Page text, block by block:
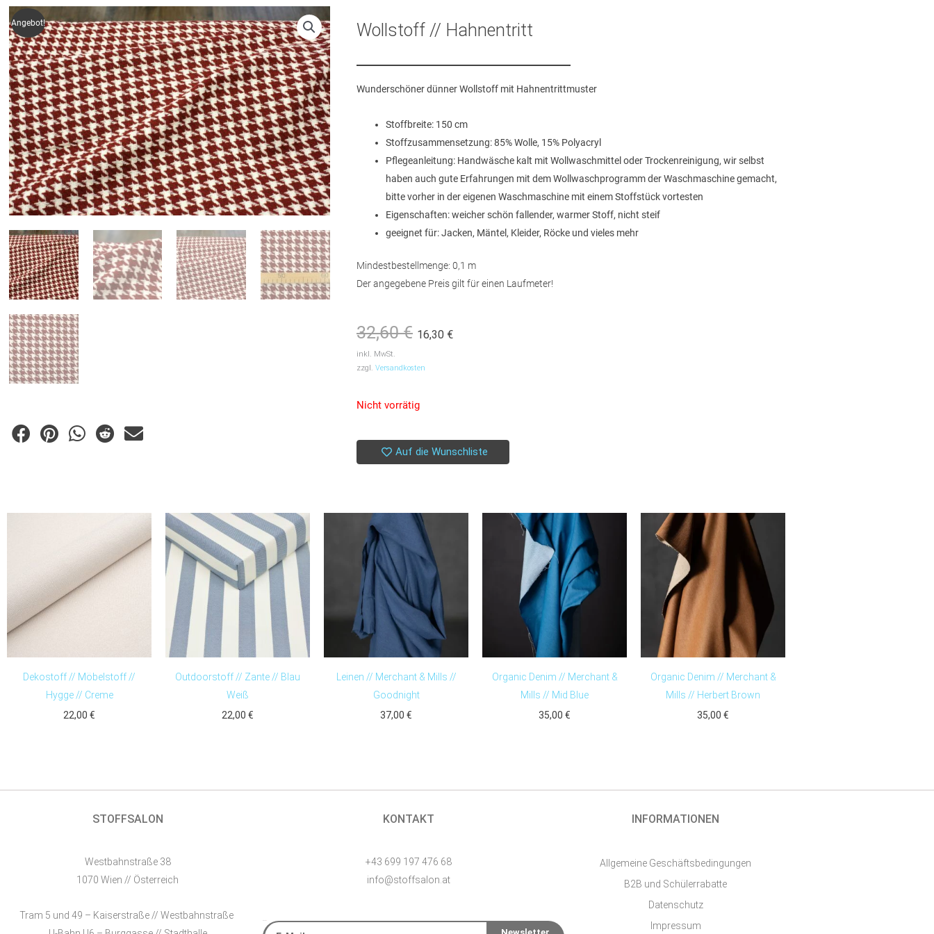
Angebot! Wollstoff // Hahnentritt
Wunderschöner dünner Wollstoff mit Hahnentrittmuster
Stoffbreite: 150 cm
Stoffzusammensetzung: 85% Wolle, 15% Polyacryl
Pflegeanleitung: Handwäsche kalt mit Wollwaschmittel oder Trockenreinigung, wir selbst
haben auch gute Erfahrungen mit dem Wollwaschprogramm der Waschmaschine gemacht,
bitte vorher in der eigenen Waschmaschine mit einem Stoffstück vortesten
Eigenschaften: weicher schön fallender, warmer Stoff, nicht steif
geeignet für: Jacken, Mäntel, Kleider, Röcke und vieles mehr
Mindestbestellmenge: 0,1 m
Der angegebene Preis gilt für einen Laufmeter!
32,60€ Ursprünglicher
war:
16,30 €Aktueller
inkl. MwSt.
zzgl. Versandkosten
Nicht vorrätig
Auf die Wunschliste
Dekostoff // Möbelstoff //
Hygge // Creme
22,00 €
Outdoorstoff // Zante // Blau
Weiß
22,00 €
Leinen // Merchant & Mills //
Goodnight
37,00 €
Organic Denim // Merchant &
Mills // Mid Blue
35,00 €
Organic Denim // Merchant &
Mills // Herbert Brown
35,00 €
STOFFSALON
Westbahnstraße 38
1070 Wien // Österreich
Tram 5 und 49 – Kaiserstraße // Westbahnstraße
KONTAKT
+43 699 197 476 68
info@stoffsalon.at
INFORMATIONEN
Allgemeine Geschäftsbedingungen
B2B und Schülerrabatte
Datenschutz
Impressum